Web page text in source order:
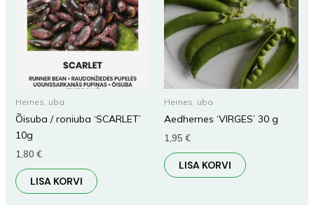
Hernes, uba
Õisuba / roniuba ‘SCARLET’
10g
1,80 €
LISA KORVI
Hernes, uba
Aedhernes ‘VIRGES’ 30 g
1,95 €
LISA KORVI